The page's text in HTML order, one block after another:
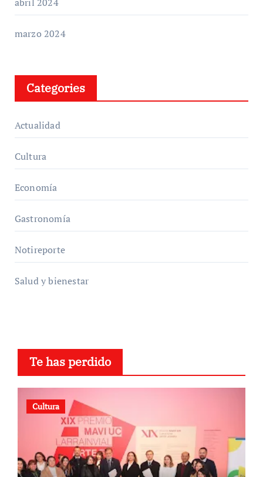
marzo 2024
Categories
Actualidad
Cultura
Economía
Gastronomía
Notireporte
Salud y bienestar
Te has perdido
Cultura